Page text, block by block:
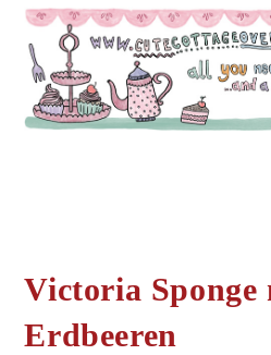
Zum
Inhalt
springen
Victoria
Erdbeeren